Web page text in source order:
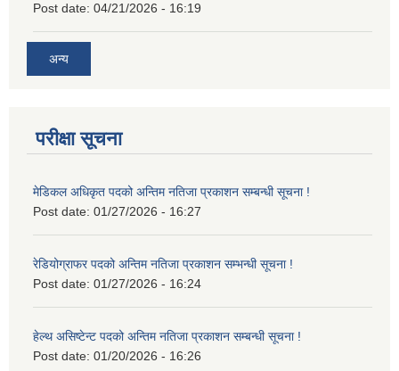
Post date: 04/21/2026 - 16:19
अन्य
परीक्षा सूचना
मेडिकल अधिकृत पदको अन्तिम नतिजा प्रकाशन सम्बन्धी सूचना !
Post date: 01/27/2026 - 16:27
रेडियोग्राफर पदको अन्तिम नतिजा प्रकाशन सम्भन्धी सूचना !
Post date: 01/27/2026 - 16:24
हेल्थ असिष्टेन्ट पदको अन्तिम नतिजा प्रकाशन सम्बन्धी सूचना !
Post date: 01/20/2026 - 16:26